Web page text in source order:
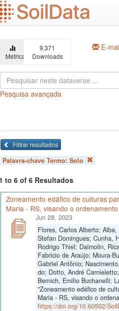
Ir
para
o
principal
Métricas
9,371
Downloads
E-
Pesquisa avançada
Filtrar resultados
Palavra-chave Termo: Solo
to 6 of 6 Resultados
Zoneamento edáfico de culturas
Maria - RS, visando o
Jun 28, 2023
Flores, Carlos Alberto;
Stefan Domingues; Cunha,
Rodrigo Thiel; Dalmolin,
Fabricio de Araújo; Moura-
Gabriel Antônio;
do; Dotto, André
Bernich, Emilio Buchanelli;
"Zoneamento edáfico de
Maria - RS, visando o
https://doi.org/10.60502/